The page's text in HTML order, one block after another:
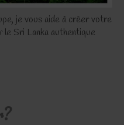
je vous aide à créer votre
Sri Lanka authentique